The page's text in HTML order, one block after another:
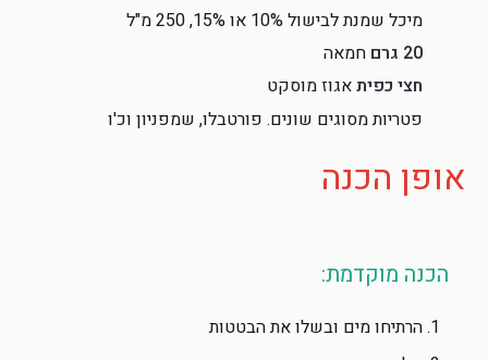
מיכל שמנת לבישול 10% או 15%, 250 מ"ל
20 גרם
חמאה
חצי כפיתאגוז מוסקט
פטריות מסוגים שונים. פורטבלו, שמפניון וכ'ו
אופן הכנה
הכנה מוקדמת:
הרתיחו מים ובשלו את הבטטות